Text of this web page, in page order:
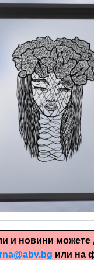
изрязани
и новини можете
или на